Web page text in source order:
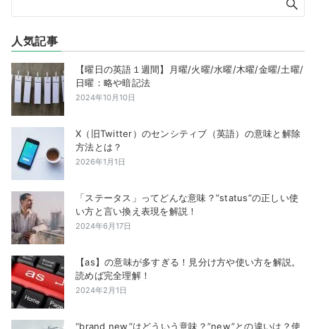
人気記事
【曜日の英語１週間】月曜/火曜/水曜/木曜/金曜/土曜/
日曜：略や暗記法
2024年10月10日
X（旧Twitter）のセンシティブ（英語）の意味と解除
方法とは？
2026年1月1日
「ステータス」ってどんな意味？”status”の正しい使
い方と言い換え表現を解説！
2024年6月17日
【as】の意味が多すぎる！見分け方や使い方を解説。
読めば完全理解！
2024年2月1日
“brand new”はどういう意味？”new”との違いは？使